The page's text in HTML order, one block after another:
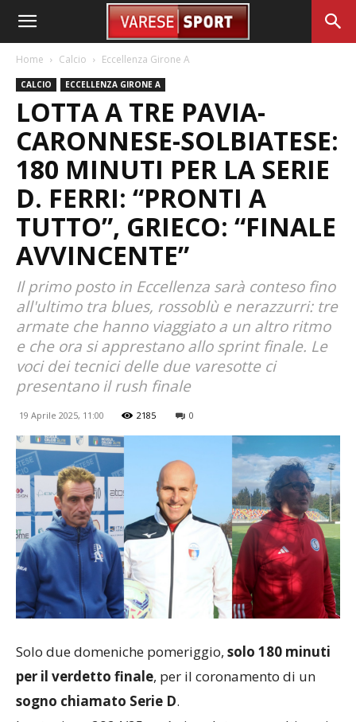
Home Calcio Eccellenza Girone A
CALCIO ECCELLENZA GIRONE A
LOTTA A TRE PAVIA-
CARONNESE-SOLBIATESE:
180 MINUTI PER LA SERIE
D. FERRI: “PRONTI A
TUTTO”, GRIECO: “FINALE
AVVINCENTE”
Il primo posto in Eccellenza sarà conteso fino
all'ultimo tra blues, rossoblù e nerazzurri: tre
armate che hanno viaggiato a un altro ritmo
e che ora si apprestano allo sprint finale. Le
voci dei tecnici delle due varesotte ci
presentano il rush finale
19 Aprile 2025, 11:00 2185 0
Solo due domeniche pomeriggio, solo 180 minuti
per il verdetto finale, per il coronamento di un
sogno chiamato Serie D.